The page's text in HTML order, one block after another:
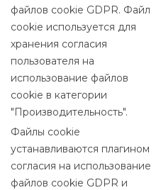
файлов cookie GDPR. Файл
cookie используется для
хранения согласия
пользователя на
использование файлов
cookie в категории
"Производительность".
Файлы cookie
устанавливаются плагином
согласия на использование
файлов cookie GDPR и